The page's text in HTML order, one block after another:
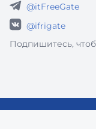
@itFreeGate
@ifrigate
Подпишитесь,